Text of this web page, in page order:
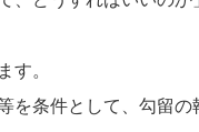
す。
を条件として、勾留